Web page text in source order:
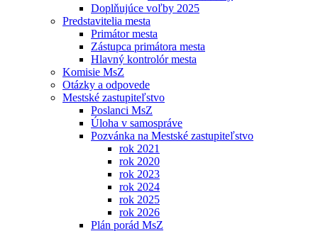
Doplňujúce voľby 2025
Predstavitelia mesta
Primátor mesta
Zástupca primátora mesta
Hlavný kontrolór mesta
Komisie MsZ
Otázky a odpovede
Mestské zastupiteľstvo
Poslanci MsZ
Úloha v samospráve
Pozvánka na Mestské zastupiteľstvo
rok 2021
rok 2020
rok 2023
rok 2024
rok 2025
rok 2026
Plán porád MsZ